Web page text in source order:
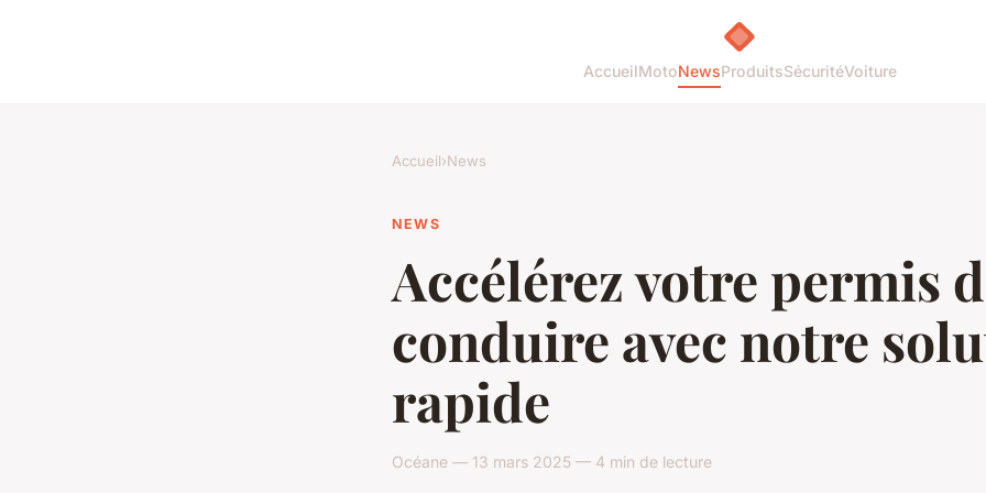
AccueilMotoNewsProduitsSécuritéVoiture
Accueil›News
NEWS
Accélérez votre permis
conduire avec notre
rapide
Océane — 13 mars 2025 — 4 min de lecture